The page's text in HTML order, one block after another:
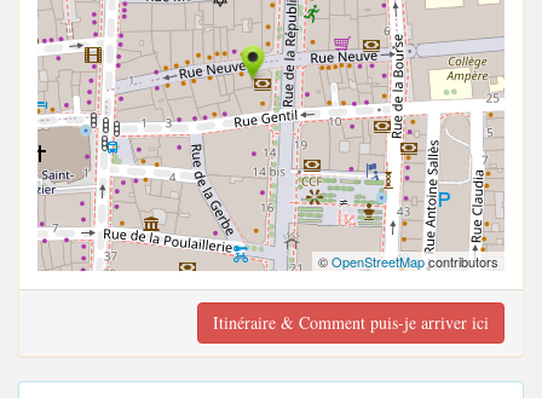
©OpenStreetMapcontributors
Itinéraire & Comment puis-je arriver ici